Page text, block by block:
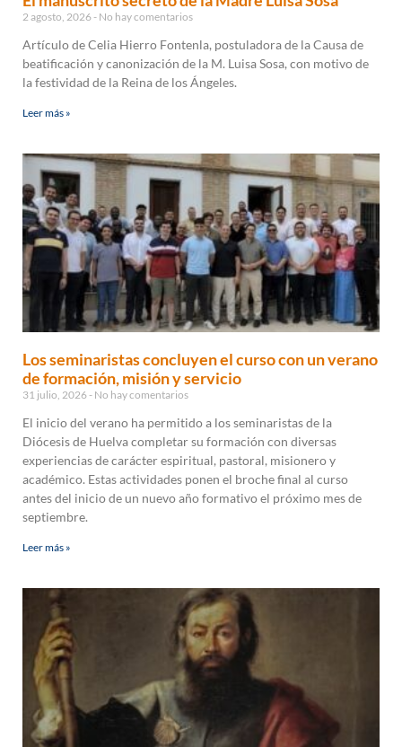
2 agosto, 2026 No hay comentarios
Artículo de Celia Hierro Fontenla, postuladora de la Causa de
beatificación y canonización de la M. Luisa Sosa, con motivo de
la festividad de la Reina de los Ángeles.
Leer más »
Los seminaristas concluyen el curso con un verano
de formación, misión y servicio
31 julio, 2026 No hay comentarios
El inicio del verano ha permitido a los seminaristas de la
Diócesis de Huelva completar su formación con diversas
experiencias de carácter espiritual, pastoral, misionero y
académico. Estas actividades ponen el broche final al curso
antes del inicio de un nuevo año formativo el próximo mes de
septiembre.
Leer más »